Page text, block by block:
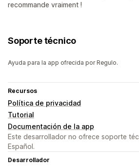
recommande vraiment !
Soporte técnico
Ayuda para la app ofrecida por Regulo.
Recursos
Política de privacidad
Tutorial
Documentación de la app
Este desarrollador no ofrece soporte
Español.
Desarrollador